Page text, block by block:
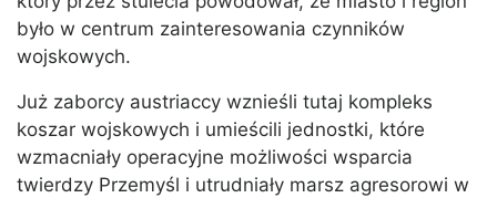
było w centrum zainteresowania czynników
wojskowych.
Już zaborcy austriaccy wznieśli tutaj kompleks
koszar wojskowych i umieścili jednostki, które
wzmacniały operacyjne możliwości wsparcia
twierdzy Przemyśl i utrudniały marsz agresorowi w